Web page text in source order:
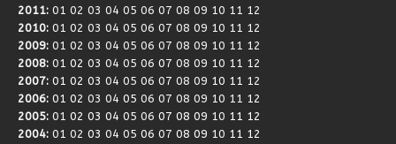
2011: 01 02 03 04 05 06 07 08 09 10 11 12
2010: 01 02 03 04 05 06 07 08 09 10 11 12
2009: 01 02 03 04 05 06 07 08 09 10 11 12
2008: 01 02 03 04 05 06 07 08 09 10 11 12
2007: 01 02 03 04 05 06 07 08 09 10 11 12
2006: 01 02 03 04 05 06 07 08 09 10 11 12
2005: 01 02 03 04 05 06 07 08 09 10 11 12
2004: 01 02 03 04 05 06 07 08 09 10 11 12